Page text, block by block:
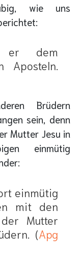
wie uns
er dem
Aposteln.
Brüdern
sein, denn
Mutter Jesu in
einmütig
einmütig
mit den
Mutter
(Apg